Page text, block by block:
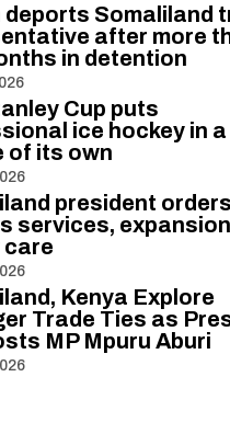
deports Somaliland
after more
in detention
Cup puts
ice hockey in a
of its own
president
services,
care
Kenya Explore
Trade Ties as
MP Mpuru Aburi